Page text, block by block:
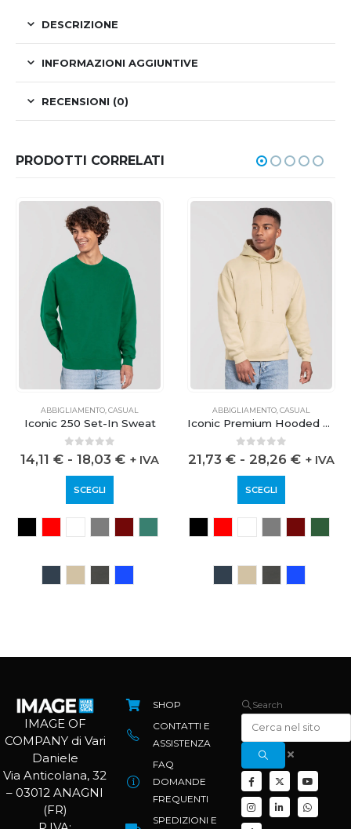
DESCRIZIONE
INFORMAZIONI AGGIUNTIVE
RECENSIONI (0)
PRODOTTI CORRELATI
ABBIGLIAMENTO CASUAL
Iconic 250 Set-In Sweat
out of 5
14,11 € - 18,03 € + IVA
SCEGLI
ABBIGLIAMENTO CASUAL
Iconic Premium Hooded Sweat
0 out of 5
21,73 € - 28,26 € + IVA
SCEGLI
IMAGE OF
COMPANY di Vari
Daniele
Via Anticolana, 32
– 03012 ANAGNI
(FR)
SHOP
CONTATTI E
ASSISTENZA
FAQ
DOMANDE
FREQUENTI
SPEDIZIONI E
Search